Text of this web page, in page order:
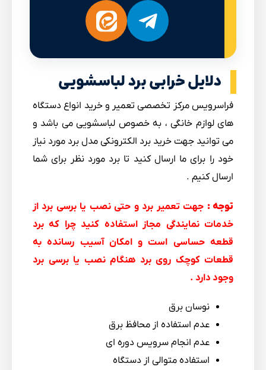
دلایل خرابی برد لباسشویی
فراسرویس مرکز تخصصی تعمیر و خرید انواع دستگاه
های لوازم خانگی ، به خصوص لباسشویی می باشد و
می توانید جهت خرید برد الکترونکی مدل برد مورد نیاز
خود را برای ما ارسال کنید تا برد مورد نظر برای شما
ارسال کنیم .
توجه : جهت تعمیر برد و حتی نصب یا برسی برد از
خدمات نمایندگی مجاز استفاده کنید چرا که برد
قطعه حساسی است و امکان آسیب رسانده به
قطعات کوچک روی برد هنگام نصب یا برسی برد
وجود دارد .
نوسان برق
عدم استفاده از محافظ برق
عدم انجام سرویس دوره ای
استفاده متوالی از دستگاه